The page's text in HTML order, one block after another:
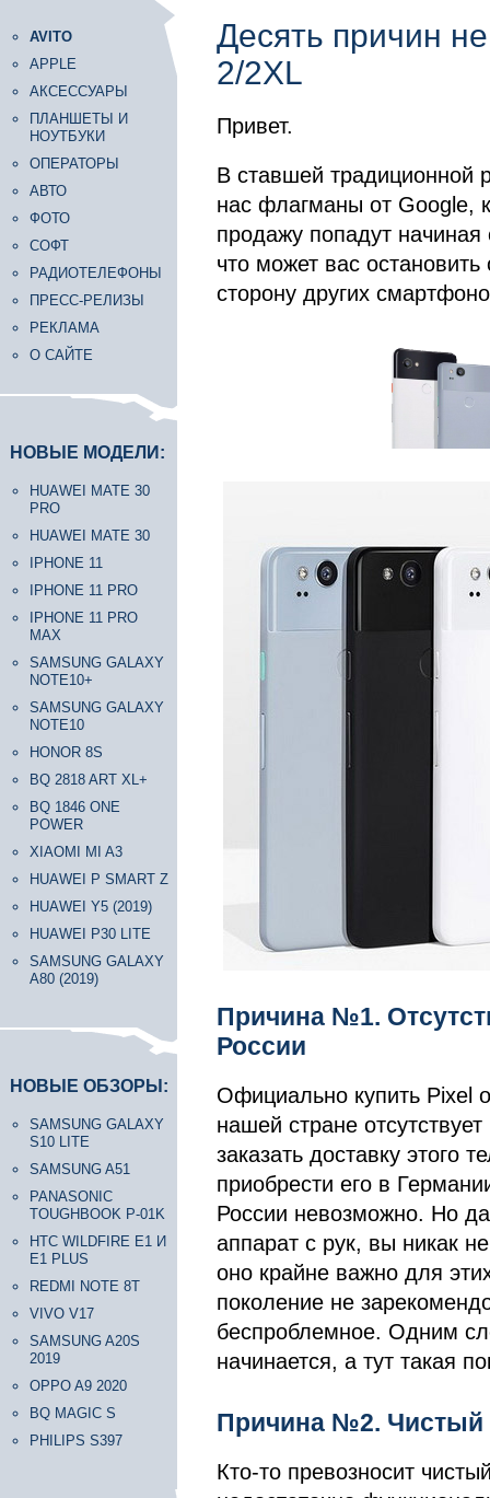
AVITO
APPLE
АКСЕССУАРЫ
ПЛАНШЕТЫ И
НОУТБУКИ
ОПЕРАТОРЫ
АВТО
ФОТО
СОФТ
РАДИОТЕЛЕФОНЫ
ПРЕСС-РЕЛИЗЫ
РЕКЛАМА
О САЙТЕ
НОВЫЕ МОДЕЛИ:
HUAWEI MATE 30
PRO
HUAWEI MATE 30
IPHONE 11
IPHONE 11 PRO
IPHONE 11 PRO
MAX
SAMSUNG GALAXY
NOTE10+
SAMSUNG GALAXY
NOTE10
HONOR 8S
BQ 2818 ART XL+
BQ 1846 ONE
POWER
XIAOMI MI A3
HUAWEI P SMART Z
HUAWEI Y5 (2019)
HUAWEI P30 LITE
SAMSUNG GALAXY
A80 (2019)
НОВЫЕ ОБЗОРЫ:
SAMSUNG GALAXY
S10 LITE
SAMSUNG A51
PANASONIC
TOUGHBOOK P-01K
HTC WILDFIRE E1 И
E1 PLUS
REDMI NOTE 8T
VIVO V17
SAMSUNG A20S
2019
OPPO A9 2020
BQ MAGIC S
PHILIPS S397
Десять причин
2/2XL
Привет.
В ставшей традиционной
нас флагманы от Google,
продажу попадут
что может вас остановить
сторону других
Причина №1.
России
Официально купить Pixel
нашей стране
заказать доставку этого
приобрести его в
России невозможно. Но
аппарат с рук, вы никак
оно крайне важно для
поколение не
беспроблемное. Одним
начинается, а тут такая
Причина №2. Чистый
Кто-то превозносит